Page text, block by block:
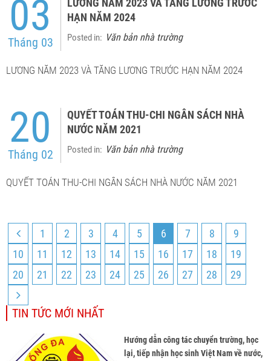
03
Tháng 03
LƯƠNG NĂM 2023 VÀ TĂNG LƯƠNG TRƯỚC
HẠN NĂM 2024
Posted in: Văn bản nhà trường
LƯƠNG NĂM 2023 VÀ TĂNG LƯƠNG TRƯỚC HẠN NĂM 2024
20
Tháng 02
QUYẾT TOÁN THU-CHI NGÂN SÁCH NHÀ
NƯỚC NĂM 2021
Posted in: Văn bản nhà trường
QUYẾT TOÁN THU-CHI NGÂN SÁCH NHÀ NƯỚC NĂM 2021
1 2 3 4 5 6 7 8
9
10
11 12 13 14 15 16 17 18
19
20
21 22 23 24 25 26 27 28 29
TIN TỨC MỚI NHẤT
Hướng dẫn công tác chuyển trường, học
lại, tiếp nhận học sinh Việt Nam về nước,